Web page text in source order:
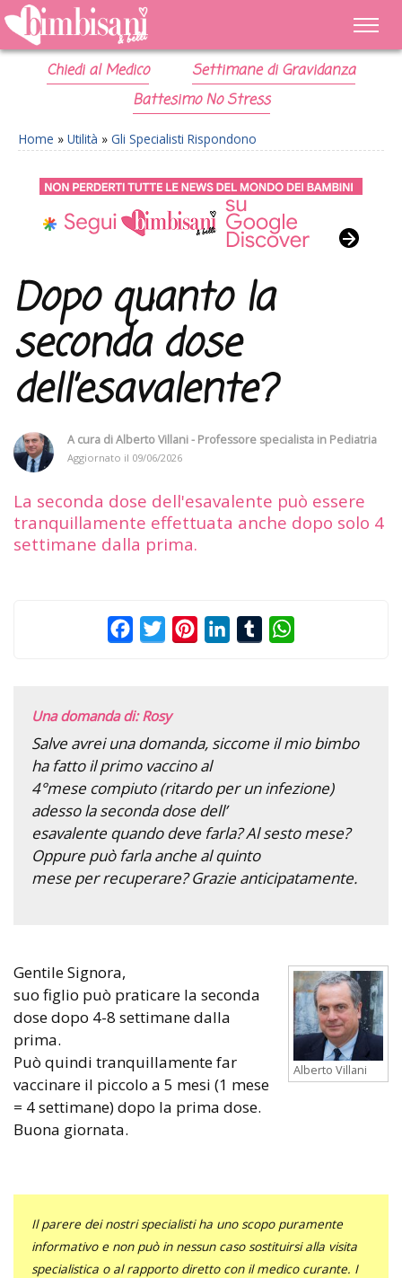
Chiedi al Medico
Settimane di Gravidanza
Battesimo No Stress
Home » Utilità » Gli Specialisti Rispondono
Dopo quanto la
seconda dose
dell’esavalente?
A cura diAlberto Villani - Professore specialista in Pediatria
Aggiornato il 09/06/2026
La seconda dose dell'esavalente può essere
tranquillamente effettuata anche dopo solo 4
settimane dalla prima.
FacebookTwitterPinterestLinkedInTumblr
Una domanda di: Rosy
Salve avrei una domanda, siccome il mio bimbo
ha fatto il primo vaccino al
4°mese compiuto (ritardo per un infezione)
adesso la seconda dose dell’
esavalente quando deve farla? Al sesto mese?
Oppure può farla anche al quinto
mese per recuperare? Grazie anticipatamente.
Alberto Villani
Gentile Signora,
suo figlio può praticare la seconda
dose dopo 4-8 settimane dalla
prima.
Può quindi tranquillamente far
vaccinare il piccolo a 5 mesi (1 mese
= 4 settimane) dopo la prima dose.
Buona giornata.
Il parere dei nostri specialisti ha uno scopo puramente
informativo e non può in nessun caso sostituirsi alla visita
specialistica o al rapporto diretto con il medico curante. I